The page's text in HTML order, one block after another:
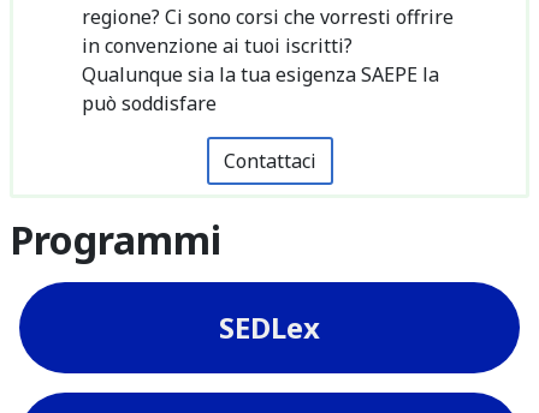
regione? Ci sono corsi che vorresti offrire
in convenzione ai tuoi iscritti?
Qualunque sia la tua esigenza SAEPE la
può soddisfare
Contattaci
Programmi
SEDLex